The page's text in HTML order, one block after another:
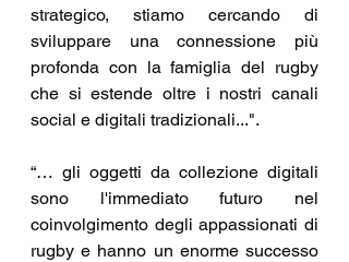
strategico, stiamo cercando di
sviluppare una connessione più
profonda con la famiglia del rugby
che si estende oltre i nostri canali
social e digitali tradizionali...".
“… gli oggetti da collezione digitali
sono l'immediato futuro nel
coinvolgimento degli appassionati di
rugby e hanno un enorme successo